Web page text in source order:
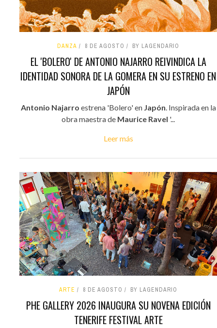
DANZA 8 DE AGOSTO BY LAGENDARIO
EL 'BOLERO' DE ANTONIO NAJARRO REIVINDICA LA
IDENTIDAD SONORA DE LA GOMERA EN SU ESTRENO EN
JAPÓN
Antonio Najarro estrena 'Bolero' en Japón. Inspirada en la
obra maestra de Maurice Ravel '...
Leer más
ARTE 8 DE AGOSTO BY LAGENDARIO
PHE GALLERY 2026 INAUGURA SU NOVENA EDICIÓN
TENERIFE FESTIVAL ARTE